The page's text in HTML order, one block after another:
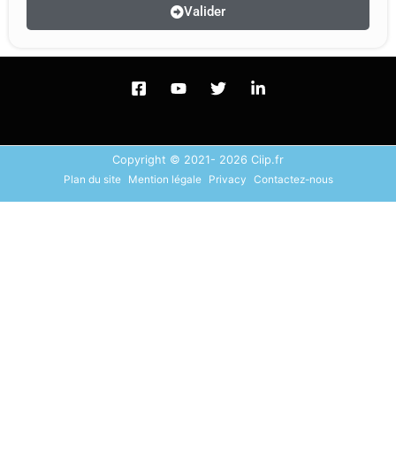
Valider
Copyright © 2021- 2026 Ciip.fr
Plan du site Mention légale Privacy Contactez-nous